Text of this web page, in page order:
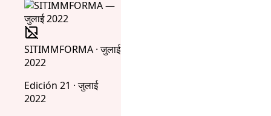
SITIMMFORMA · जुलाई
2022
Edición 21 · जुलाई
2022